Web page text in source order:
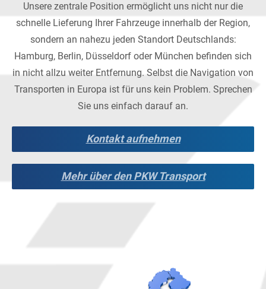
Unsere zentrale Position ermöglicht uns nicht nur die
schnelle Lieferung Ihrer Fahrzeuge innerhalb der Region,
sondern an nahezu jeden Standort Deutschlands:
Hamburg, Berlin, Düsseldorf oder München befinden sich
in nicht allzu weiter Entfernung. Selbst die Navigation von
Transporten in Europa ist für uns kein Problem. Sprechen
Sie uns einfach darauf an.
Kontakt aufnehmen
Mehr über den PKW Transport